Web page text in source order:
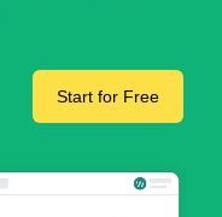
Start for Free